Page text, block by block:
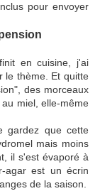
pour envoyer
en cuisine, j'ai
le thème. Et quitte
des morceaux
miel, elle-même
gardez que cette
mais moins
il s'est évaporé à
agar est un écrin
de la saison.